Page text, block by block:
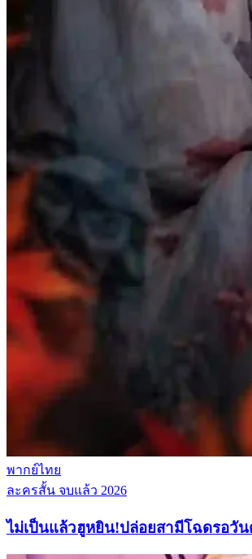
พากย์ไทย
ละครสั้น จบแล้ว 2026
ไม่เป็นแล้วฮูหยิน!ปล่อยสามีโฉดรอวั